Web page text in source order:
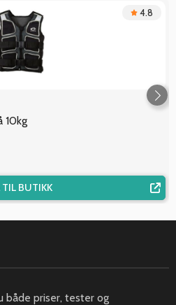
4.8
10kg
TIL BUTIKK
både priser, tester og